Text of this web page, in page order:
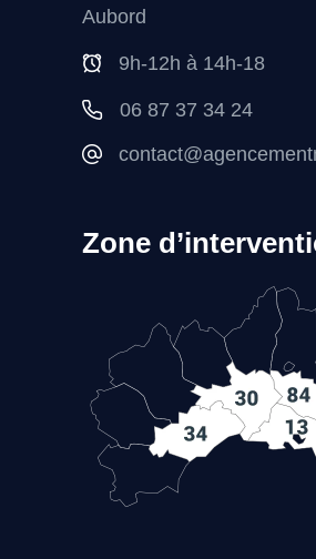
Aubord
9h-12h à 14h-18
06 87 37 34 24
Zone